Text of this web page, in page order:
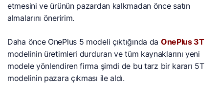
etmesini ve ürünün pazardan kalkmadan önce satın
almalarını öneririm.
Daha önce OnePlus 5 modeli çıktığında da OnePlus 3T
modelinin üretimleri durduran ve tüm kaynaklarını yeni
modele yönlendiren firma şimdi de bu tarz bir kararı 5T
modelinin pazara çıkması ile aldı.